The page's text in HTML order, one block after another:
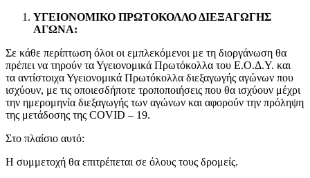
ΥΓΕΙΟΝΟΜΙΚΟ ΠΡΩΤΟΚΟΛΛΟ ΔΙΕΞΑΓΩΓΗΣ
ΑΓΩΝΑ:
Σε κάθε περίπτωση όλοι οι εμπλεκόμενοι με τη διοργάνωση θα
πρέπει να τηρούν τα Υγειονομικά Πρωτόκολλα του Ε.Ο.Δ.Υ. και
τα αντίστοιχα Υγειονομικά Πρωτόκολλα διεξαγωγής αγώνων που
ισχύουν, με τις οποιεσδήποτε τροποποιήσεις που θα ισχύουν μέχρι
την ημερομηνία διεξαγωγής των αγώνων και αφορούν την πρόληψη
της μετάδοσης της COVID – 19.
Στο πλαίσιο αυτό:
Η συμμετοχή θα επιτρέπεται σε όλους τους δρομείς.